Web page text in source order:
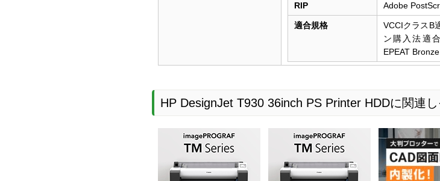
RIP Adobe
適合規格
VCCIクラスB
ン購入法適
EPEAT Bronze
HP DesignJet T930 36inch PS Printer HDDに関連